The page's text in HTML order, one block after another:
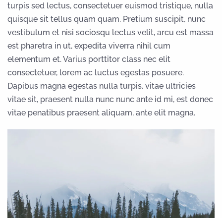
turpis sed lectus, consectetuer euismod tristique, nulla
quisque sit tellus quam quam. Pretium suscipit, nunc
vestibulum et nisi sociosqu lectus velit, arcu est massa
est pharetra in ut, expedita viverra nihil cum
elementum et. Varius porttitor class nec elit
consectetuer, lorem ac luctus egestas posuere.
Dapibus magna egestas nulla turpis, vitae ultricies
vitae sit, praesent nulla nunc nunc ante id mi, est donec
vitae penatibus praesent aliquam, ante elit magna.